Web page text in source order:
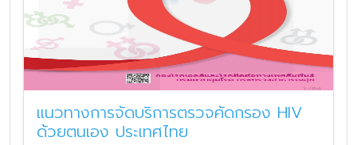
แนวทางการจัดบริการตรวจคัดกรอง HIV
ด้วยตนเอง ประเทศไทย